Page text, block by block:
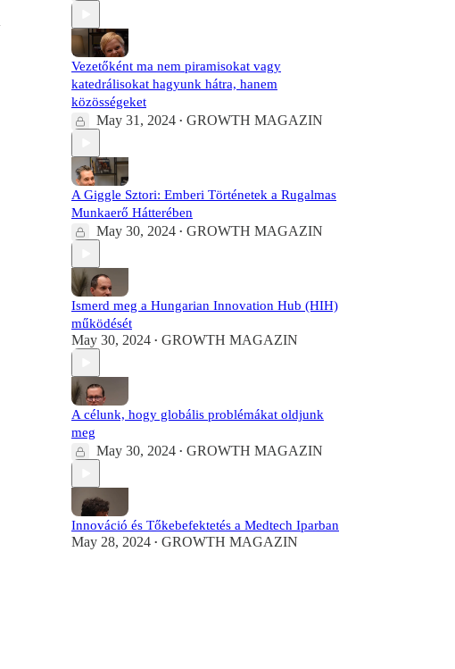
Vezetőként ma nem piramisokat vagy
katedrálisokat hagyunk hátra, hanem
közösségeket
May 31, 2024 • GROWTH MAGAZIN
A Giggle Sztori: Emberi Történetek a Rugalmas
Munkaerő Hátterében
May 30, 2024 • GROWTH MAGAZIN
Ismerd meg a Hungarian Innovation Hub (HIH)
működését
May 30, 2024 • GROWTH MAGAZIN
A célunk, hogy globális problémákat oldjunk
meg
May 30, 2024 • GROWTH MAGAZIN
Innováció és Tőkebefektetés a Medtech Iparban
May 28, 2024 • GROWTH MAGAZIN